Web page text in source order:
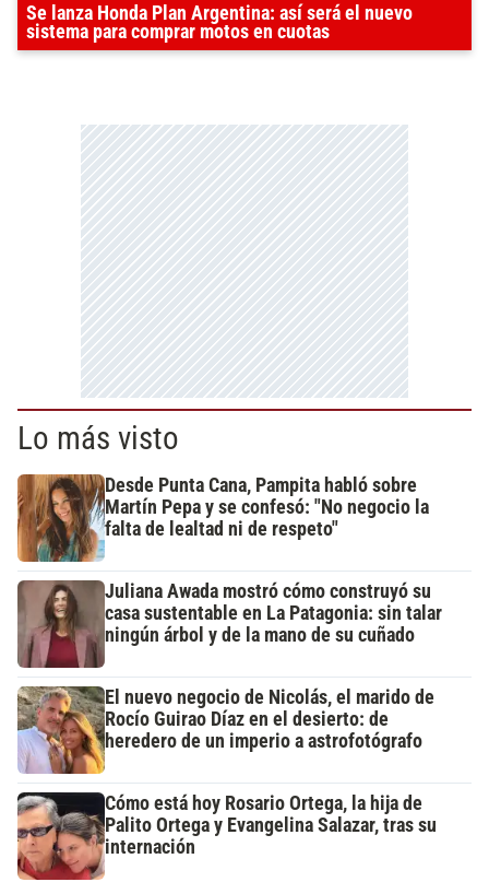
Se lanza Honda Plan Argentina: así será el nuevo
sistema para comprar motos en cuotas
Lo más visto
Desde Punta Cana, Pampita habló sobre
Martín Pepa y se confesó: "No negocio la
falta de lealtad ni de respeto"
Juliana Awada mostró cómo construyó su
casa sustentable en La Patagonia: sin talar
ningún árbol y de la mano de su cuñado
El nuevo negocio de Nicolás, el marido de
Rocío Guirao Díaz en el desierto: de
heredero de un imperio a astrofotógrafo
Cómo está hoy Rosario Ortega, la hija de
Palito Ortega y Evangelina Salazar, tras su
internación